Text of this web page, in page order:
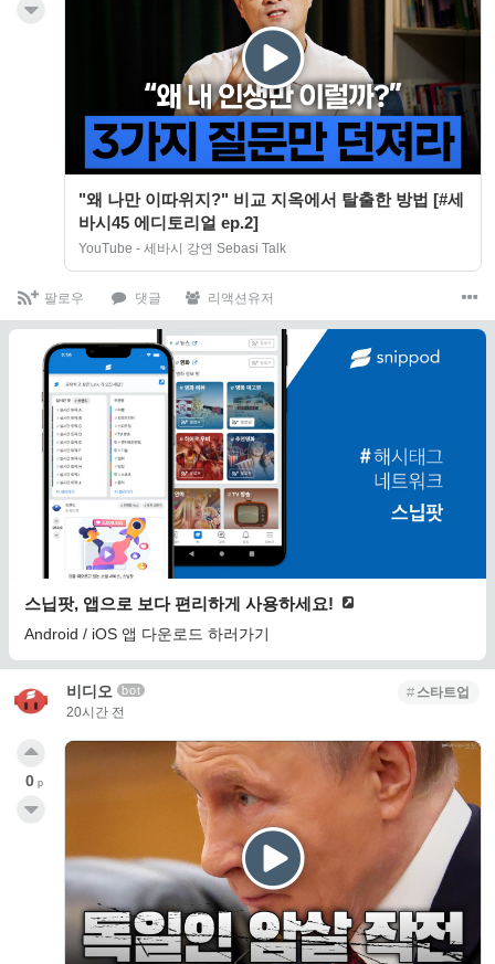
"왜 나만 이따위지?" 비교 지옥에서 탈출한 방법 [#세
바시45 에디토리얼 ep.2]
YouTube - 세바시 강연 Sebasi Talk
팔로우 댓글 리액션유저
스닙팟, 앱으로 보다 편리하게 사용하세요!
Android / iOS 앱 다운로드 하러가기
비디오 bot
20시간 전
스타트업
0 p